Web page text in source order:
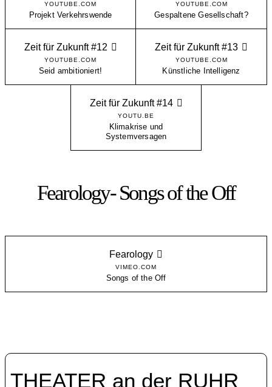
YOUTUBE.COM
Projekt Verkehrswende
YOUTUBE.COM
Gespaltene Gesellschaft?
Zeit für Zukunft #12
YOUTUBE.COM
Seid ambitioniert!
Zeit für Zukunft #13
YOUTUBE.COM
Künstliche Intelligenz
Zeit für Zukunft #14
YOUTU.BE
Klimakrise und
Systemversagen
Fearology- Songs of the Off
Fearology
VIMEO.COM
Songs of the Off
THEATER an der RUHR